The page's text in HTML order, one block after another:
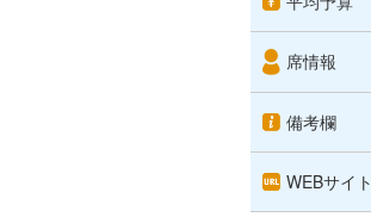
席情報
備考欄
WEBサイト